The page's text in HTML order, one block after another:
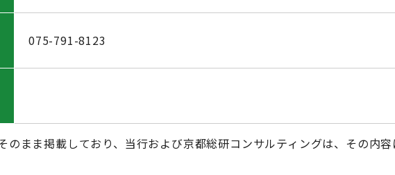
075-791-8123
まま掲載しており、当行および京都総研コンサルティングは、その内容